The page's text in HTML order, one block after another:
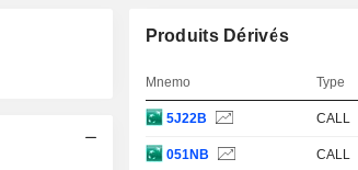
Produits Dérivés
Mnemo Type
5J22B CALL
051NB CALL